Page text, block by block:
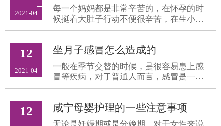
2021-04
每一个妈妈都是非常辛苦的，在怀孕的时
候挺着大肚子行动不便很辛苦，在生小宝
宝的时候也是很痛苦，在生完宝宝之后调
理过程被称之为坐月
12
2021-04
坐月子感冒怎么造成的
一般在季节交替的时候，是很容易患上感
冒等疾病，对于普通人而言，感冒是一件
很平常的事情，有些人不需要吃药也能很
一件可大可小的问题
12 咸宁母婴护理的一些注意事项
无论是妊娠期或是分娩期，对于女性来说